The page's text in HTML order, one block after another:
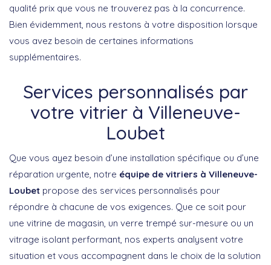
qualité prix que vous ne trouverez pas à la concurrence.
Bien évidemment, nous restons à votre disposition lorsque
vous avez besoin de certaines informations
supplémentaires.
Services personnalisés par
votre vitrier à Villeneuve-
Loubet
Que vous ayez besoin d’une installation spécifique ou d’une
réparation urgente, notre équipe de vitriers à Villeneuve-
Loubet propose des services personnalisés pour
répondre à chacune de vos exigences. Que ce soit pour
une vitrine de magasin, un verre trempé sur-mesure ou un
vitrage isolant performant, nos experts analysent votre
situation et vous accompagnent dans le choix de la solution